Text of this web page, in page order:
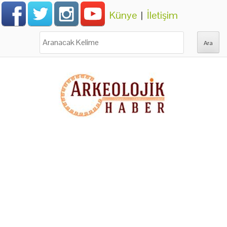
Künye | İletişim